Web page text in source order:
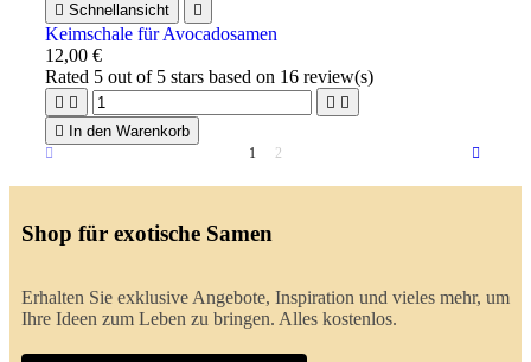
 Schnellansicht 
Keimschale für Avocadosamen
12,00 €
Rated 5 out of 5 stars based on 16 review(s)
   

In den Warenkorb
1 2
Shop für exotische Samen
Erhalten Sie exklusive Angebote, Inspiration und vieles mehr, um
Ihre Ideen zum Leben zu bringen. Alles kostenlos.